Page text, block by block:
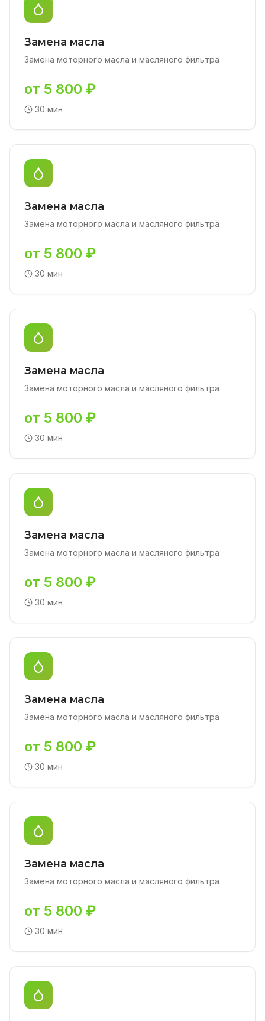
Замена масла
Замена моторного масла и масляного фильтра
от 5 800 ₽
30 мин
Замена масла
Замена моторного масла и масляного фильтра
от 5 800 ₽
30 мин
Замена масла
Замена моторного масла и масляного фильтра
от 5 800 ₽
30 мин
Замена масла
Замена моторного масла и масляного фильтра
от 5 800 ₽
30 мин
Замена масла
Замена моторного масла и масляного фильтра
от 5 800 ₽
30 мин
Замена масла
Замена моторного масла и масляного фильтра
от 5 800 ₽
30 мин